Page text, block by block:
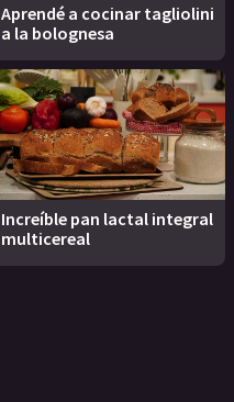
Aprendé a cocinar tagliolini
a la bolognesa
Increíble pan lactal integral
multicereal